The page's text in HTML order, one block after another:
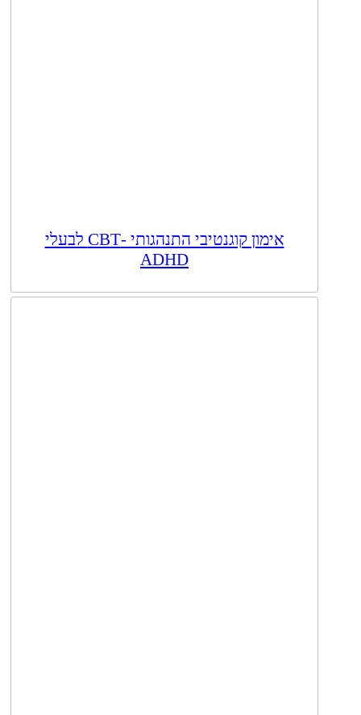
אימון קוגנטיבי התנהגותי -CBT לבעלי
ADHD